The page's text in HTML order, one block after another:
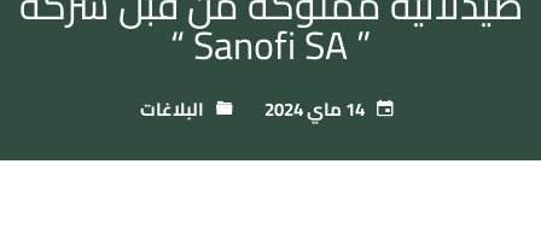
” Sanofi SA “
14 ماي 2024 البلاغات